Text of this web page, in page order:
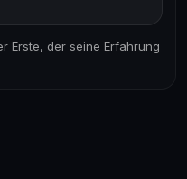
Erste, der seine Erfahrung